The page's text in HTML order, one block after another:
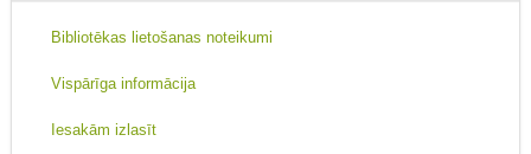
Bibliotēkas lietošanas noteikumi
Vispārīga informācija
Iesakām izlasīt